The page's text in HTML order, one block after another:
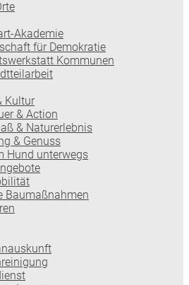
Akademie
für Demokratie
Kommunen
Kultur
& Action
& Naturerlebnis
& Genuss
Hund unterwegs
Baumaßnahmen